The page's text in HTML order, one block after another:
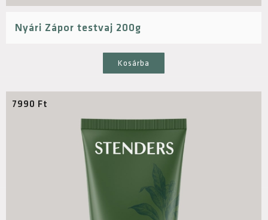
Nyári Zápor testvaj 200g
Kosárba
7990 Ft